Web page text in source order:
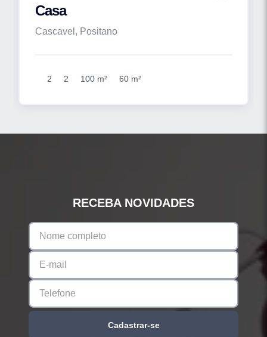
Casa
Cascavel, Positano
2 2 100 m² 60 m²
RECEBA NOVIDADES
Cadastrar-se